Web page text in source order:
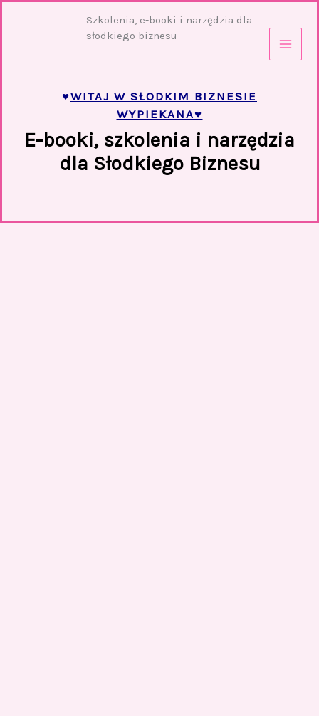
Szkolenia, e-booki i narzędzia dla
słodkiego biznesu
♥WITAJ W SŁODKIM BIZNESIE
WYPIEKANA♥
E-booki, szkolenia i narzędzia
dla Słodkiego Biznesu